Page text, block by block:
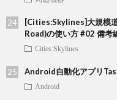
[Cities:Skylines]大規模
Road)の使い方 #02 備考
Cities:Skylines
Android自動化アプリ
Android